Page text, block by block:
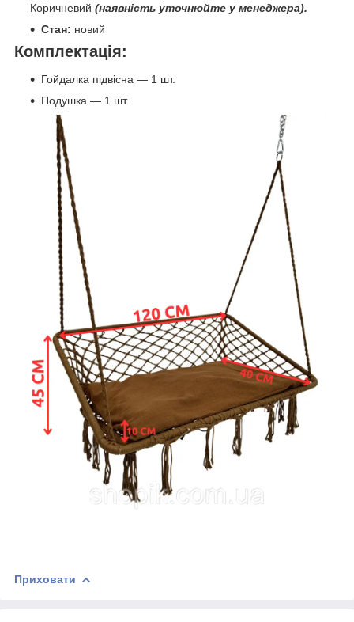
Коричневий (наявність уточнюйте у менеджера).
Стан: новий
Комплектація:
Гойдалка підвісна — 1 шт.
Подушка — 1 шт.
Приховати